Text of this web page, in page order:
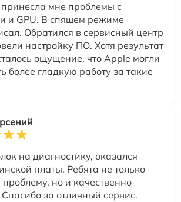
мне проблемы с
и GPU. В спящем режиме
Обратился в сервисный центр
настройку ПО. Хотя результат
ощущение, что Apple могли
более гладкую работу за такие
на диагностику, оказался
платы. Ребята не только
но и качественно
за отличный сервис.